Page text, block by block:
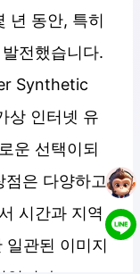
년 동안, 특히
전했습니다.
Synthetic
상 인터넷 유
운 선택이되
점은 다양하고
시간과 지역
일관된 이미지